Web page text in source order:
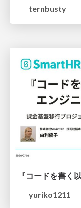
ternbusty
yuriko1211